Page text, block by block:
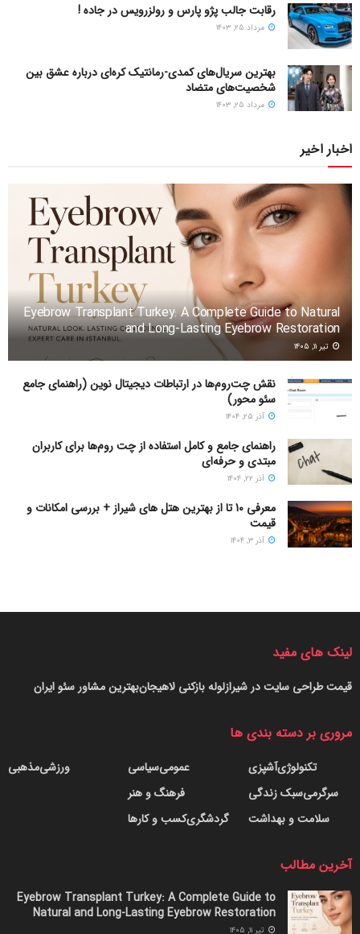
رقابت جالب پژو پارس و رولزرویس در جاده !
مرداد ۲۵, ۱۴۰۳
بهترین سریال‌های کمدی-رمانتیک کره‌ای دربارۀ عشق بین
شخصیت‌های متضاد
مرداد ۲۵, ۱۴۰۳
اخبار اخیر
Eyebrow Transplant Turkey: A Complete Guide to Natural
and Long-Lasting Eyebrow Restoration
تیر ۱۱, ۱۴۰۵
نقش چت‌روم‌ها در ارتباطات دیجیتال نوین (راهنمای جامع
سئو محور)
آذر ۲۵, ۱۴۰۴
راهنمای جامع و کامل استفاده از چت روم‌ها برای کاربران
مبتدی و حرفه‌ای
آذر ۲۲, ۱۴۰۴
معرفی 10 تا از بهترین هتل های شیراز + بررسی امکانات و
قیمت
آذر ۳, ۱۴۰۴
لینک های مفید
بهترین مشاور سئو ایرانلوله بازکنی لاهیجانقیمت طراحی سایت در شیراز
مروری بر دسته بندی ها
آشپزیتکنولوژی
سبک زندگیسرگرمی
سلامت و بهداشت
سیاسیعمومی
فرهنگ و هنر
کسب و کارهاگردشگری
مذهبیورزشی
آخرین مطالب
Eyebrow Transplant Turkey: A Complete Guide to
Natural and Long-Lasting Eyebrow Restoration
تیر ۱۱, ۱۴۰۵